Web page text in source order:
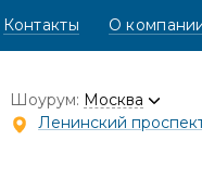
Контакты О
Шоурум: Москва
Ленинский